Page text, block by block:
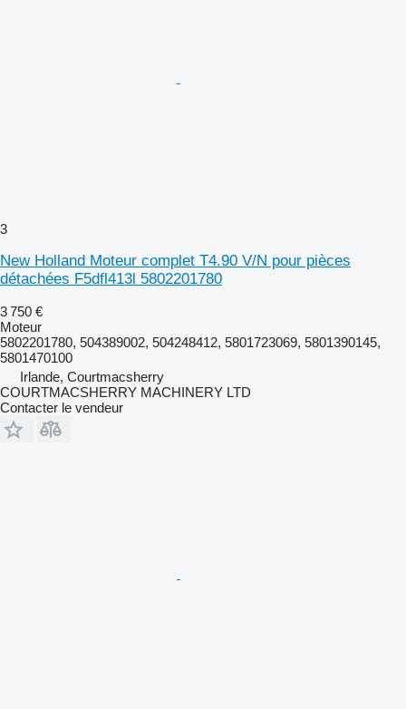
3
New Holland Moteur complet T4.90 V/N pour pièces
détachées F5dfl413l 5802201780
3 750 €
Moteur
5802201780, 504389002, 504248412, 5801723069, 5801390145,
5801470100
Irlande, Courtmacsherry
COURTMACSHERRY MACHINERY LTD
Contacter le vendeur